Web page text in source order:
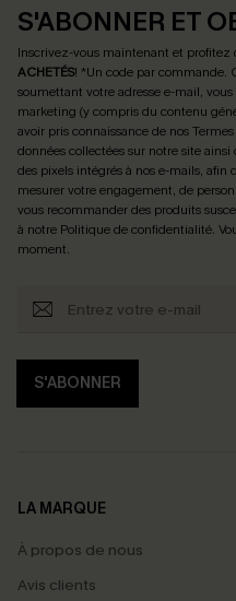
S'ABONNER ET
Inscrivez-vous maintenant et profitez
ACHETÉS! *Un code par commande.
soumettant votre adresse e-mail,
marketing (y compris du contenu
avoir pris connaissance de nos
données collectées sur notre site
des pixels intégrés à nos e-mails, afin
mesurer votre engagement, de
vous recommander des produits
à notre Politique de confidentialité.
moment.
S'ABONNER
LA MARQUE
À propos de nous
Avis clients